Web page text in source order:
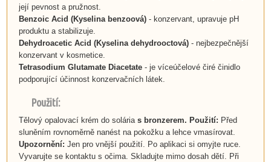
její pevnost a pružnost.
Benzoic Acid (Kyselina benzoová)- konzervant, upravuje pH
produktu a stabilizuje.
Dehydroacetic Acid (Kyselina dehydrooctová)- nejbezpečnější
konzervant v kosmetice.
Tetrasodium Glutamate Diacetate- je víceúčelové čiré činidlo
podporující účinnost konzervačních látek.
Použití:
Tělový opalovací krém do solária s bronzerem. Použití: Před
sluněním rovnoměrně nanést na pokožku a lehce vmasírovat.
Upozornění: Jen pro vnější použití. Po aplikaci si omyjte ruce.
Vyvarujte se kontaktu s očima. Skladujte mimo dosah dětí. Při